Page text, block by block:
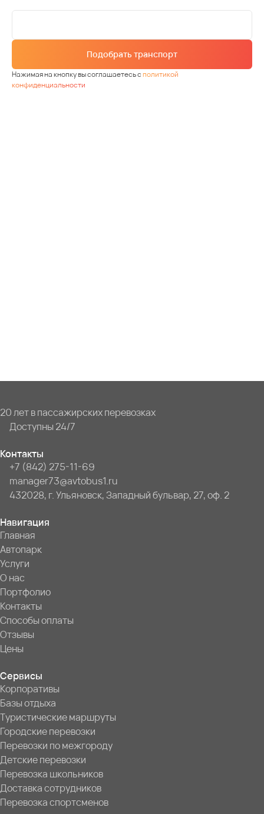
Подобрать транспорт
Нажимая на кнопку вы соглашаетесь сполитикой
конфиденциальности
20 лет в пассажирских перевозках
Доступны 24/7
Контакты
+7 (842) 275-11-69
manager73@avtobus1.ru
432028, г. Ульяновск, Западный бульвар, 27, оф. 2
Навигация
Главная
Автопарк
Услуги
О нас
Портфолио
Контакты
Способы оплаты
Отзывы
Цены
Сервисы
Корпоративы
Базы отдыха
Туристические маршруты
Городские перевозки
Перевозки по межгороду
Детские перевозки
Перевозка школьников
Доставка сотрудников
Перевозка спортсменов